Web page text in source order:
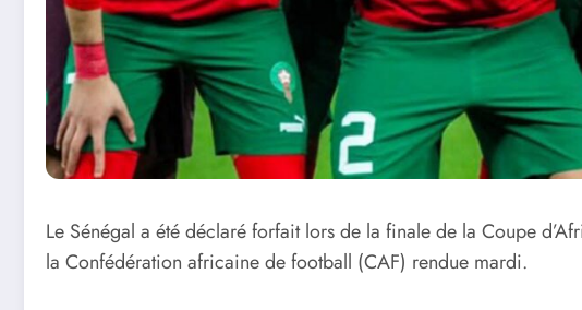
Le Sénégal a été déclaré forfait lors de la finale de la Coupe
la Confédération africaine de football (CAF) rendue mardi.